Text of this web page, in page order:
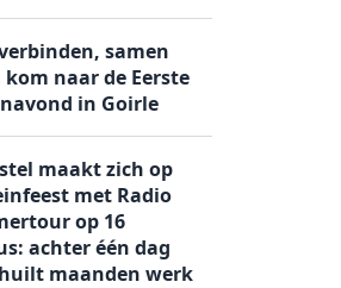
samen
naar de Eerste
in Goirle
maakt zich op
met Radio
op 16
achter één dag
maanden werk